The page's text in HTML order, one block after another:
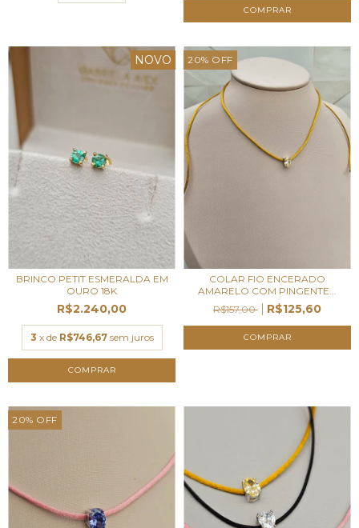
NOVO
BRINCO PETIT ESMERALDA EM
OURO 18K
R$2.240,00
3 x de R$746,67 sem juros
20% OFF
COLAR FIO ENCERADO
AMARELO COM PINGENTE...
R$157,00
R$125,60
20% OFF